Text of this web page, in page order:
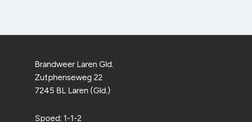
Brandweer Laren Gld.
Zutphenseweg 22
7245 BL Laren (Gld.)
Spoed: 1-1-2